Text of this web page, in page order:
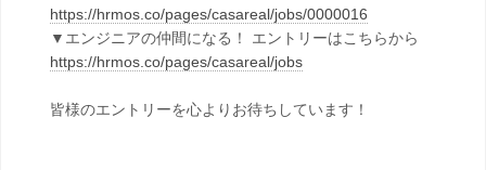
https://hrmos.co/pages/casareal/jobs/0000016
▼エンジニアの仲間になる！ エントリーはこちらから
https://hrmos.co/pages/casareal/jobs
皆様のエントリーを心よりお待ちしています！